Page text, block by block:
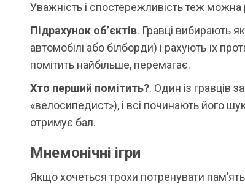
Уважність і спостережливість теж можна
Підрахунок об’єктів. Гравці вибирають
автомобілі або білборди) і рахують їх
помітить найбільше, перемагає.
Хто перший помітить?. Один із гравців
«велосипедист»), і всі починають його
отримує бал.
Мнемонічні ігри
Якщо хочеться трохи потренувати